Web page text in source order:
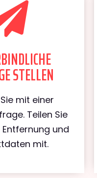
STELLEN
mit einer
Teilen Sie
und
mit.